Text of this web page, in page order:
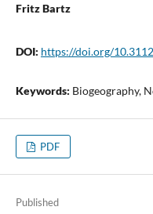
Fritz Bartz
DOI: https://doi.org/
Keywords: Biogeography,
PDF
Published